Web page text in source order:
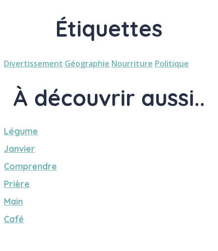
Étiquettes
Divertissement Géographie Nourriture Politique
À découvrir aussi..
Légume
Janvier
Comprendre
Prière
Main
Café